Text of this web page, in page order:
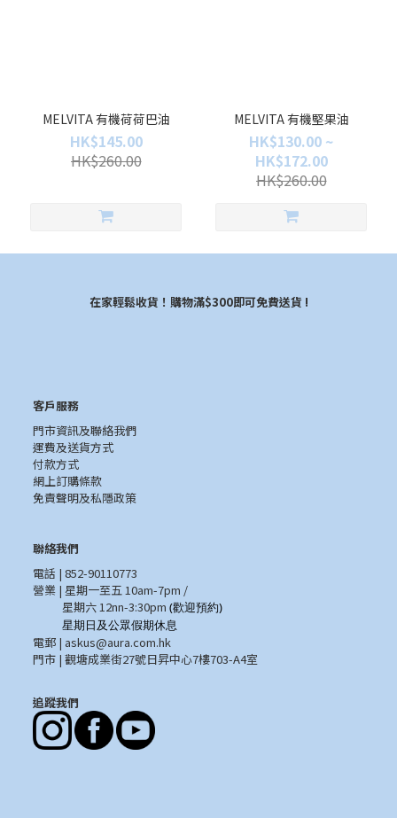
MELVITA 有機荷荷巴油
HK$145.00
HK$260.00
MELVITA 有機堅果油
HK$130.00 ~
HK$172.00
HK$260.00
在家輕鬆收貨！購物滿$300即可免費送貨 !
客戶服務
門市資訊及聯絡我們
運費及送貨方式
付款方式
網上訂購條款
免責聲明及私隱政策
聯絡我們
電話 | 852-90110773
營業 | 星期一至五 10am-7pm /
星期六 12nn-3:30pm (歡迎預約)
星期日及公眾假期休息
電郵 | askus@aura.com.hk
門市 | 觀塘成業街27號日昇中心7樓703-A4室
追蹤我們